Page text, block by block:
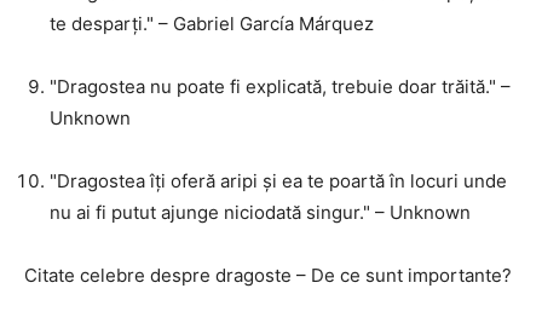
te desparți." – Gabriel García Márquez
"Dragostea nu poate fi explicată, trebuie doar trăită." –
Unknown
"Dragostea îți oferă aripi și ea te poartă în locuri unde
nu ai fi putut ajunge niciodată singur." – Unknown
Citate celebre despre dragoste – De ce sunt importante?